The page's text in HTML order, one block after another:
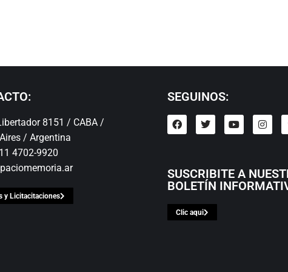
8151 / CABA /
/ Argentina
4702-9920
y Licitacitaciones
SEGUINOS:
SUSCRIBITE A
BOLETÍN
Clic aqui